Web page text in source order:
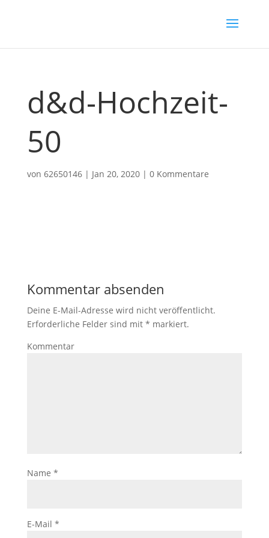
d&d-Hochzeit-
50
von 62650146| Jan 20, 2020| 0 Kommentare
Kommentar absenden
Deine E-Mail-Adresse wird nicht veröffentlicht.
Erforderliche Felder sind mit * markiert.
Kommentar
Name *
E-Mail *